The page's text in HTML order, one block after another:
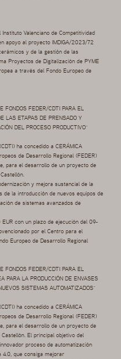
Valenciano de Competitividad
apoyo al proyecto IMDIGA/2023/72
y de la gestión de las
Proyectos de Digitalización de PYME
a través del Fondo Europeo de
FONDOS FEDER/CDTI PARA EL
LAS ETAPAS DE PRENSADO Y
DEL PROCESO PRODUCTIVO”
ha concedido a CERÁMICA
de Desarrollo Regional (FEDER)
para el desarrollo de un proyecto de
y mejora sustancial de la
la introducción de nuevos equipos de
de sistemas avanzados de
con un plazo de ejecución del 09-
por el Centro para el
Europeo de Desarrollo Regional
FONDOS FEDER/CDTI PARA EL
PARA LA PRODUCCIÓN DE ENVASES
SISTEMAS AUTOMATIZADOS”
ha concedido a CERÁMICA
de Desarrollo Regional (FEDER)
para el desarrollo de un proyecto de
El principal objetivo del
proceso de automatización
que consiga mejorar